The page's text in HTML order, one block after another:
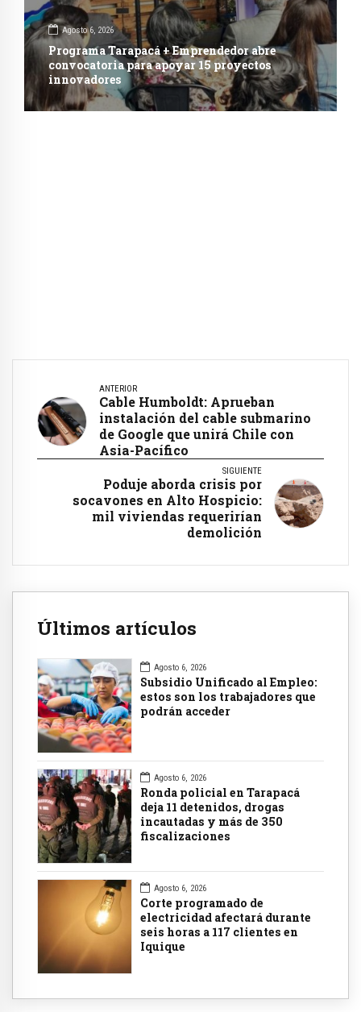
Agosto 6, 2026
Programa Tarapacá + Emprendedor abre
convocatoria para apoyar 15 proyectos
innovadores
ANTERIOR
Cable Humboldt: Aprueban
instalación del cable submarino
de Google que unirá Chile con
Asia-Pacífico
SIGUIENTE
Poduje aborda crisis por
socavones en Alto Hospicio:
mil viviendas requerirían
demolición
Últimos artículos
Agosto 6, 2026
Subsidio Unificado al Empleo:
estos son los trabajadores que
podrán acceder
Agosto 6, 2026
Ronda policial en Tarapacá
deja 11 detenidos, drogas
incautadas y más de 350
fiscalizaciones
Agosto 6, 2026
Corte programado de
electricidad afectará durante
seis horas a 117 clientes en
Iquique